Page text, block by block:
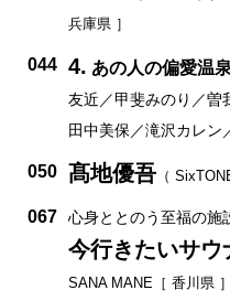
兵庫県 ］
044 4. あの人の偏愛温泉
友近／甲斐みのり／曽
田中美保／滝沢カレ
050 髙地優吾 （
067 心身ととのう至福の施
今行きたいサウ
SANA MANE［ 香川県